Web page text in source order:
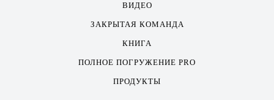
ВИДЕО
ЗАКРЫТАЯ КОМАНДА
КНИГА
ПОЛНОЕ ПОГРУЖЕНИЕ PRO
ПРОДУКТЫ